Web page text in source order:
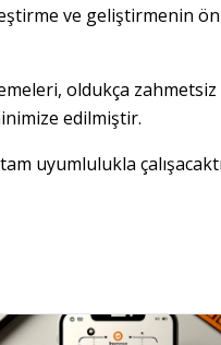
ve geliştirmenin
oldukça zahmetsiz
edilmiştir.
uyumlulukla